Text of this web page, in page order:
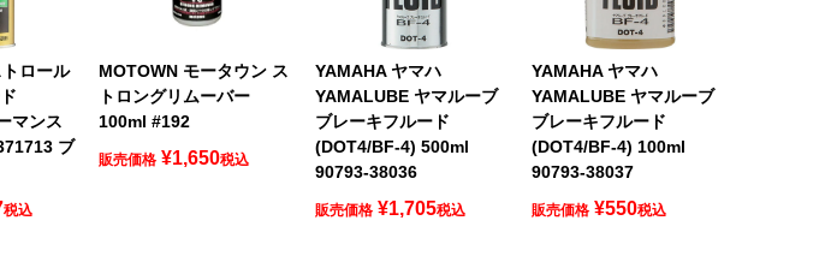
ロール
マンス
ブ
税込
MOTOWN モータウン ス
トロングリムーバー
100ml #192
販売価格 ¥1,650税込
YAMAHA ヤマハ
YAMALUBE ヤマルーブ
ブレーキフルード
(DOT4/BF-4) 500ml
90793-38036
販売価格 ¥1,705税込
YAMAHA ヤマハ
YAMALUBE ヤマルーブ
ブレーキフルード
(DOT4/BF-4) 100ml
90793-38037
販売価格 ¥550税込